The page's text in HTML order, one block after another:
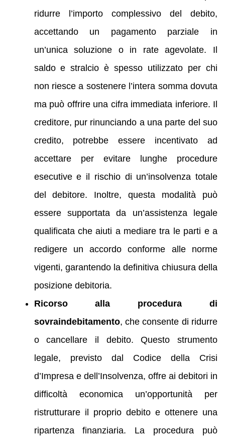
ridurre l’importo complessivo del debito,
accettando un pagamento parziale in
un’unica soluzione o in rate agevolate. Il
saldo e stralcio è spesso utilizzato per chi
non riesce a sostenere l’intera somma dovuta
ma può offrire una cifra immediata inferiore. Il
creditore, pur rinunciando a una parte del suo
credito, potrebbe essere incentivato ad
accettare per evitare lunghe procedure
esecutive e il rischio di un’insolvenza totale
del debitore. Inoltre, questa modalità può
essere supportata da un’assistenza legale
qualificata che aiuti a mediare tra le parti e a
redigere un accordo conforme alle norme
vigenti, garantendo la definitiva chiusura della
posizione debitoria.
Ricorso alla procedura di
sovraindebitamento, che consente di ridurre
o cancellare il debito. Questo strumento
legale, previsto dal Codice della Crisi
d’Impresa e dell’Insolvenza, offre ai debitori in
difficoltà economica un’opportunità per
ristrutturare il proprio debito e ottenere una
ripartenza finanziaria. La procedura può